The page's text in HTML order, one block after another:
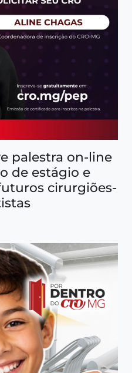
palestra on-line
de estágio e
cirurgiões-